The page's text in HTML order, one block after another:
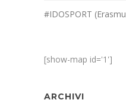
#IDOSPORT
[show-map id='1']
ARCHIVI